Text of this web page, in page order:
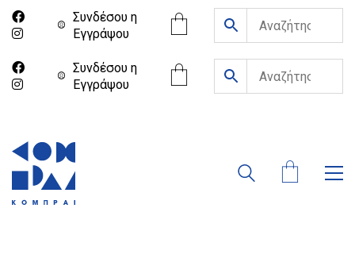
Συνδέσου η
Eγγράψου
Συνδέσου η
Eγγράψου